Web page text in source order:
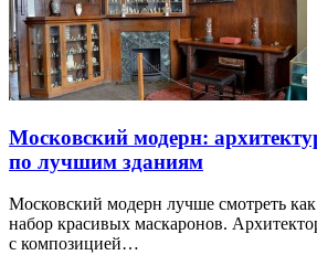
Московский модерн:
по лучшим зданиям
Московский модерн лучше смотреть как
набор красивых маскаронов.
с композицией…